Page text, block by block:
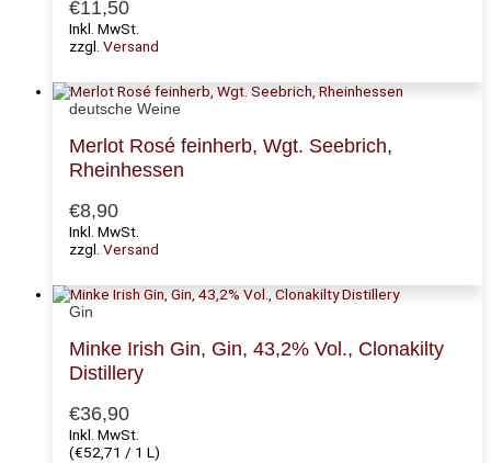
€11,50
Inkl. MwSt.
zzgl. Versand
deutsche Weine
Merlot Rosé feinherb, Wgt. Seebrich,
Rheinhessen
€8,90
Inkl. MwSt.
zzgl. Versand
Gin
Minke Irish Gin, Gin, 43,2% Vol., Clonakilty
Distillery
€36,90
Inkl. MwSt.
(€52,71 / 1 L)